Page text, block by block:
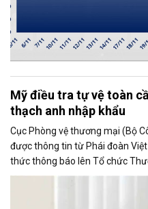
Mỹ điều tra tự vệ toàn
thạch anh nhập khẩu
Cục Phòng vệ thương mại (Bộ
được thông tin từ Phái đoàn
thức thông báo lên Tổ chức
đến việc Ủy ban Thương mại
tra tự vệ toàn cầu đối với sản